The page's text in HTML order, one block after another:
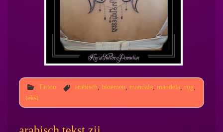
Tattoo arabisch bloemen mandala mandela rug
tekst